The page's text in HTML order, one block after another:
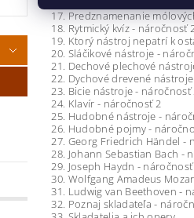
17. Predznamenanie
18. Rytmický kvíz - náročnosť
19. Ktorý nástroj nepatrí k
20. Sláčikové nástroje -
21. Dechové plechové
22. Dychové drevené
23. Bicie nástroje - náročnosť
24. Klavír - náročnosť 2
25. Hudobné nástroje -
26. Hudobné pojmy -
27. Georg Friedrich Händel -
28. Johann Sebastian Bach -
29. Joseph Haydn -
30. Wolfgang Amadeus
31. Ludwig van Beethoven -
32. Poznaj skladateľa -